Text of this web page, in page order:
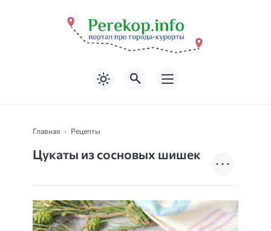
Главная Рецепты
Цукаты из сосновых шишек